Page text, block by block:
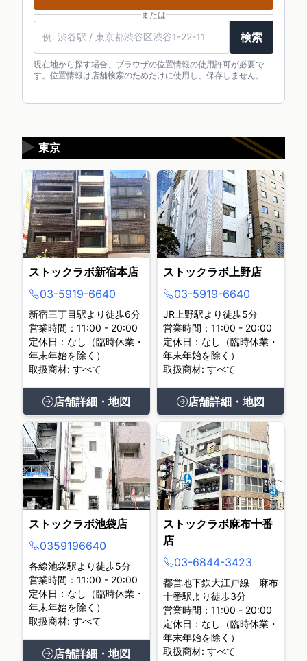
または
検索
現在地から探す場合、ブラウザの位置情報の使用許可が必要で
す。位置情報は店舗検索のためだけに使用し、保存しません。
東京
▶
ストックラボ新宿本店
03-5919-6640
新宿三丁目駅より徒歩6分
営業時間：11:00 - 20:00
定休日：なし（臨時休業・
年末年始を除く）
取扱商材: すべて
店舗詳細・地図
ストックラボ上野店
03-5919-6640
JR上野駅より徒歩5分
営業時間：11:00 - 20:00
定休日：なし（臨時休業・
年末年始を除く）
取扱商材: すべて
店舗詳細・地図
ストックラボ池袋店
0359196640
各線池袋駅より徒歩5分
営業時間：11:00 - 20:00
定休日：なし（臨時休業・
年末年始を除く）
取扱商材: すべて
店舗詳細・地図
ストックラボ麻布十番
店
03-6844-3423
都営地下鉄大江戸線 麻布
十番駅より徒歩3分
営業時間：11:00 - 20:00
定休日：なし（臨時休業・
年末年始を除く）
取扱商材: すべて